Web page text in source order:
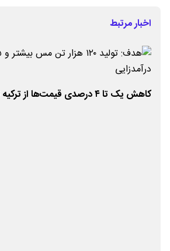
اخبار مرتبط
کاهش یک تا ۴ درصدی قیمت‌ها از ترکیه تا چین